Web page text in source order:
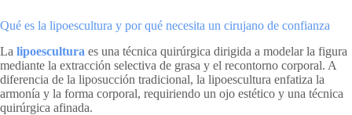
Qué es la lipoescultura y por qué necesita un cirujano de confianza
La lipoescultura es una técnica quirúrgica dirigida a modelar la figura
mediante la extracción selectiva de grasa y el recontorno corporal. A
diferencia de la liposucción tradicional, la lipoescultura enfatiza la
armonía y la forma corporal, requiriendo un ojo estético y una técnica
quirúrgica afinada.